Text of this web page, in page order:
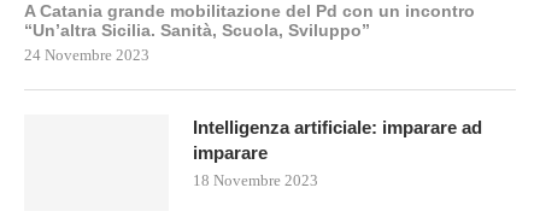
A Catania grande mobilitazione del Pd con un incontro
“Un’altra Sicilia. Sanità, Scuola, Sviluppo”
24 Novembre 2023
Intelligenza artificiale: imparare ad
imparare
18 Novembre 2023